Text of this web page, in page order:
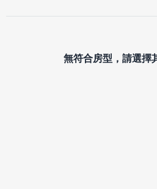
無符合房型，請選擇